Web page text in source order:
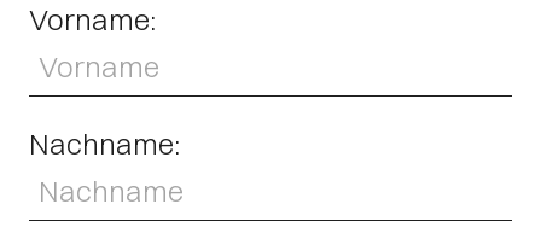
Vorname:
Nachname: